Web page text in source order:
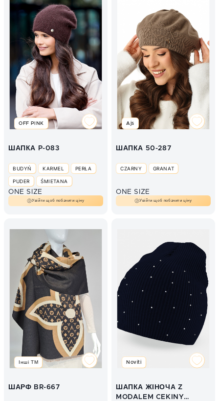
OFF PINK
ШАПКА P-083
BUDYŃ KARMEL PERŁA
PUDER ŚMIETANA
ONE SIZE
Увійти щоб побачити ціну
Ajs
ШАПКА 50-287
CZARNY GRANAT
ONE SIZE
Увійти щоб побачити ціну
Інші ТМ
ШАРФ BR-667
Noviti
ШАПКА ЖІНОЧА Z
MODALEM CEKINY